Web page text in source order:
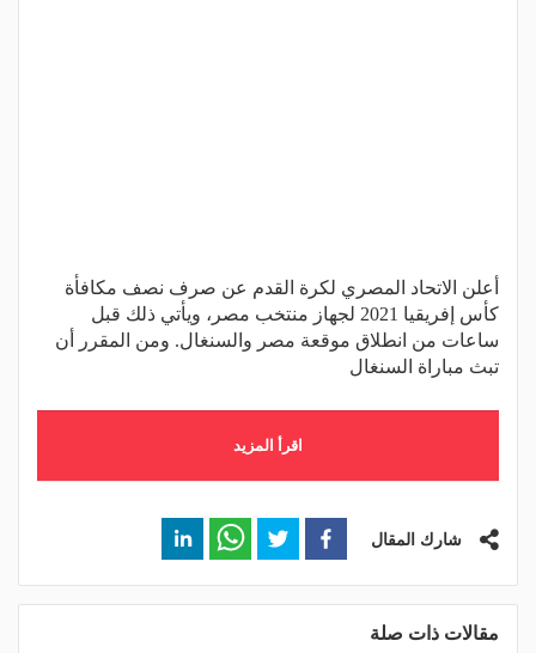
أعلن الاتحاد المصري لكرة القدم عن صرف نصف مكافأة
كأس إفريقيا 2021 لجهاز منتخب مصر، ويأتي ذلك قبل
ساعات من انطلاق موقعة مصر والسنغال. ومن المقرر أن
تبث مباراة السنغال
اقرأ المزيد
شارك المقال
مقالات ذات صلة